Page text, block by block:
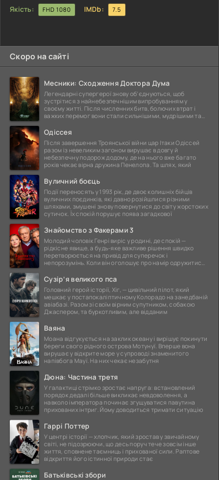
Якість: FHD 1080 IMDb: 7.5
Скоро на сайті
Месники: Сходження Доктора Дума
Легендарні супергерої знову об'єднуються, щоб
зустрітися з найнебезпечнішим випробуванням у
своєму житті. Після численних битв, болючих втрат і
важких перемог вони стали сильнішими, мудрішими та
Одіссея
Після завершення Троянської війни цар Ітаки Одіссей
разом із невеликим загоном вирушає в довгу й
небезпечну подорож додому, де на нього вже багато
років чекає вірна дружина Пенелопа. Та шлях, який
Вуличний боєць
Події переносять у 1993 рік, де двоє колишніх бійців
вуличних поєдинків, які давно розійшлися різними
шляхами, змушені знову повернутися до світу жорстоких
сутичок. Їх спокій порушує поява загадкової
Знайомство з Факерами 3
Молодий чоловік Генрі виріс у родині, де спокій —
рідкісне явище, а будь-яке важливе рішення швидко
перетворюється на привід для суперечок і
непорозумінь. Коли він оголошує про намір одружитися,
Сузір’я великого пса
Головний герой історії, Хіг, — цивільний пілот, який
мешкає у постапокаліптичному Колорадо на занедбаній
авіабазі. Разом зі своїм вірним супутником, собакою
Джаспером, та буркотливим, але відданим
Ваяна
Моана відгукується на заклик океану і вирішує покинути
береги свого рідного острова Мотунуї. Вперше вона
вирушає у відкрите море у супроводі знаменитого
напівбога Мауї. На них чекає незабутня
Дюна: Частина третя
У галактиці стрімко зростає напруга: встановлений
порядок дедалі більше викликає невдоволення, а
навколо імператора починає згущуватися павутина
прихованих інтриг. Йому доводиться тримати ситуацію
Гаррі Поттер
У центрі історії — хлопчик, який зростав у звичайному
світі, не підозрюючи, що десь поруч тече зовсім інше
життя, сповнене таємниць і прихованої сили. Раптове
відкриття його істинної природи стає
Батьківські збори